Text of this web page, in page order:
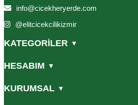
info@cicekheryerde.com
@elitcicekcilikizmir
KATEGORİLER ▼
HESABIM ▼
KURUMSAL ▼